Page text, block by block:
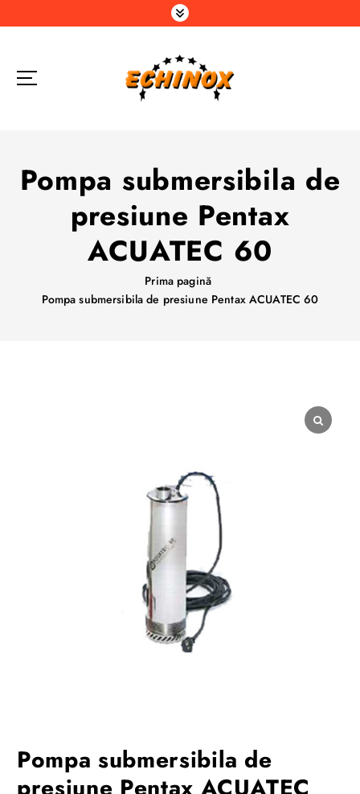
a
Pompa submersibila de
presiune Pentax
ACUATEC 60
Prima pagină
Pompa submersibila de presiune Pentax ACUATEC 60
Pompa submersibila de